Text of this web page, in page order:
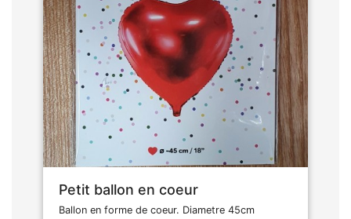
Petit ballon en coeur
Ballon en forme de coeur. Diametre 45cm